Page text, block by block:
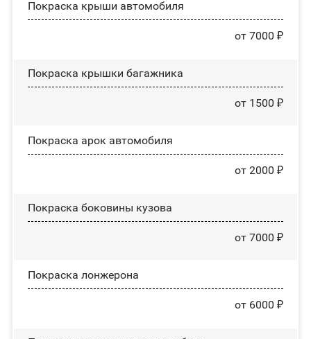
Покраска крыши автомобиля
от 7000 ₽
Покраска крышки багажника
от 1500 ₽
Покраска арок автомобиля
от 2000 ₽
Покраска боковины кузова
от 7000 ₽
Покраска лонжерона
от 6000 ₽